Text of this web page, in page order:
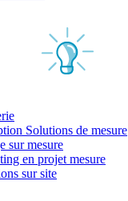
Solutions de mesure
sur mesure
en projet mesure
sur site